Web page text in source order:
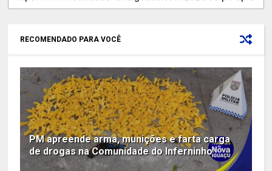
RECOMENDADO PARA VOCÊ
PM apreende arma, munições e farta carga
de drogas na Comunidade do Inferninho